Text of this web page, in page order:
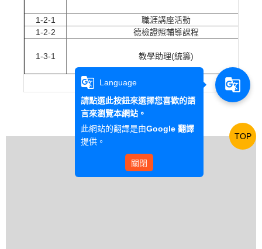
1-2-1
職涯講座活動
1-2-2
德檢證照輔導課程
1-3-1 教學助理(統籌)
TOP
g_translate
Language
請點選此按鈕來選擇您喜歡的語
言來瀏覽本網站。
此網站的翻譯是由Google 翻譯
提供。
關閉
g_translate